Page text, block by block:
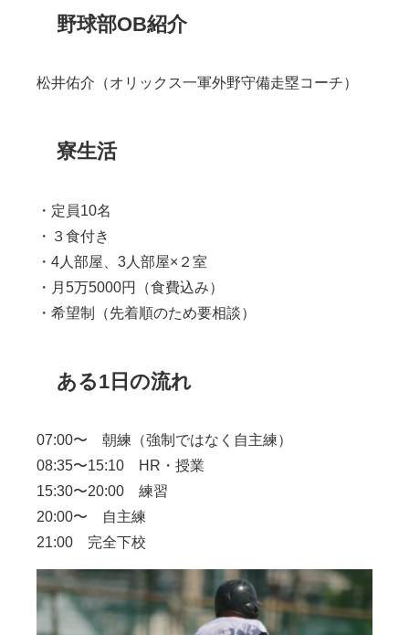
野球部OB紹介
松井佑介（オリックス一軍外野守備走塁コーチ）
寮生活
・定員10名
・３食付き
・4人部屋、3人部屋×２室
・月5万5000円（食費込み）
・希望制（先着順のため要相談）
ある1日の流れ
07:00〜 朝練（強制ではなく自主練）
08:35〜15:10 HR・授業
15:30〜20:00 練習
20:00〜 自主練
21:00 完全下校